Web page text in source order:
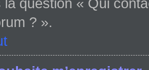
? ».